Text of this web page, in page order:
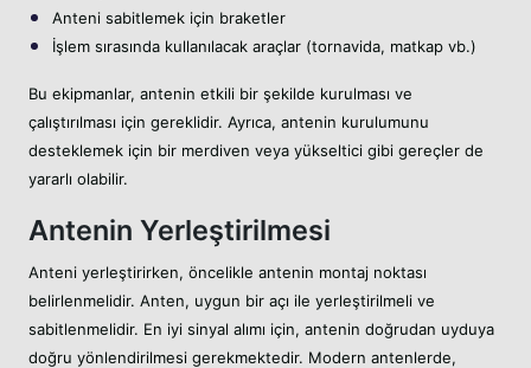
Anteni sabitlemek için braketler
İşlem sırasında kullanılacak araçlar (tornavida, matkap vb.)
Bu ekipmanlar, antenin etkili bir şekilde kurulması ve
çalıştırılması için gereklidir. Ayrıca, antenin kurulumunu
desteklemek için bir merdiven veya yükseltici gibi gereçler de
yararlı olabilir.
Antenin Yerleştirilmesi
Anteni yerleştirirken, öncelikle antenin montaj noktası
belirlenmelidir. Anten, uygun bir açı ile yerleştirilmeli ve
sabitlenmelidir. En iyi sinyal alımı için, antenin doğrudan uyduya
doğru yönlendirilmesi gerekmektedir. Modern antenlerde,